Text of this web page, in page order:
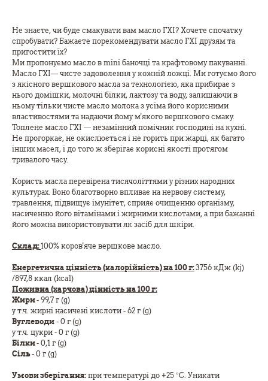
Не знаєте, чи буде смакувати вам масло ГХІ? Хочете спочатку
спробувати? Бажаєте порекомендувати масло ГХІ друзям та
пригостити їх?
Ми пропонуємо масло в mini баночці та крафтовому пакуванні.
Масло ГХІ— чисте задоволення у кожній ложці. Ми готуємо його
з якісного вершкового масла за технологією, яка прибирає з
нього домішки, молочні білки, лактозу та воду, залишаючи в
ньому тільки чисте масло молока з усіма його корисними
властивостями та надаючи йому м'якого вершкового смаку.
Топлене масло ГХІ — незамінний помічник господині на кухні.
Не прогоркає, не окислюється і не горить при жарці, як багато
інших масел, і до того ж зберігає корисні якості протягом
тривалого часу.
Користь масла перевірена тисячоліттями у різних народних
культурах. Воно благотворно впливає на нервову систему,
травлення, підвищує імунітет, сприяє очищенню організму,
насиченню його вітамінами і жирними кислотами, а при бажанні
його можна використовувати як засіб для шкіри.
Склад:100% коров'яче вершкове масло.
Енергетична цінність (калорійність) на 100 г:3756 кДж (kj)
/897,8 ккал (kcal)
Поживна (харчова) цінність на 100 г:
Жири- 99,7 г (g)
у т.ч. жирні насичені кислоти - 62 г (g)
Вуглеводи - 0 г (g)
у т.ч. цукри - 0 г (g)
Білки- 0,1 г (g)
Сіль- 0 г (g)
Умови зберігання: при температурі до +25 °C. Уникати